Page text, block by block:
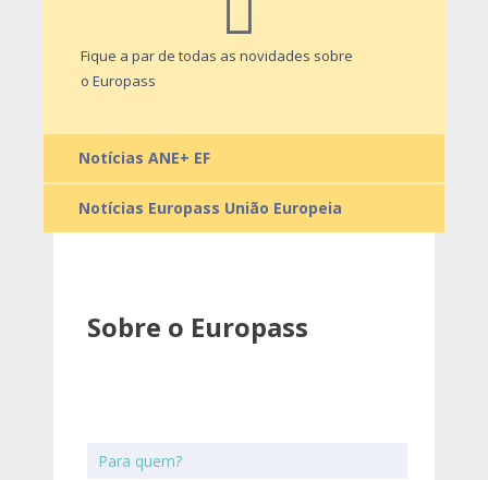
Fique a par de todas as novidades sobre
o Europass
Notícias ANE+ EF
Notícias Europass União Europeia
Sobre o Europass
Para quem?